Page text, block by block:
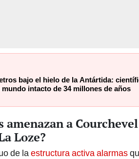
bajo el hielo de la Antártida:
intacto de 34 millones de años
amenazan a
Loze?
de la estructura activa alarmas